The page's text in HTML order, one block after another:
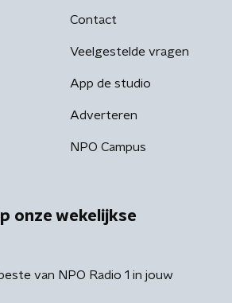
Contact
Veelgestelde vragen
App de studio
Adverteren
NPO Campus
onze wekelijkse
van NPO Radio 1 in jouw